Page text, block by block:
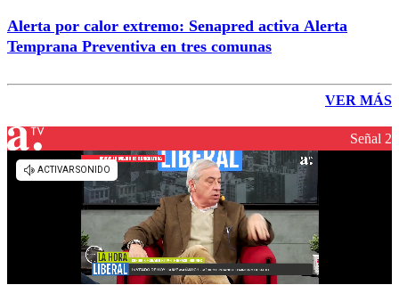
Alerta por calor extremo: Senapred activa Alerta
Temprana Preventiva en tres comunas
VER MÁS
Señal 2